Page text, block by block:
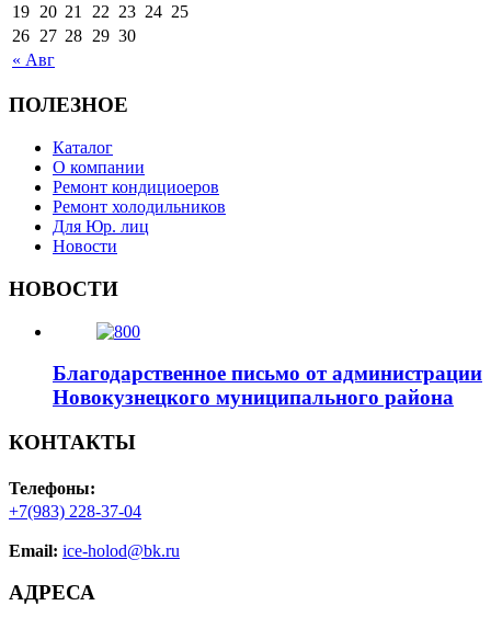
« Авг
19 20 21 22 23 24 25
26 27 28 29 30
ПОЛЕЗНОЕ
Каталог
О компании
Ремонт кондициоеров
Ремонт холодильников
Для Юр. лиц
Новости
НОВОСТИ
Благодарственное письмо от администрации
Новокузнецкого муниципального района
КОНТАКТЫ
Телефоны:
+7(983) 228-37-04
Email: ice-holod@bk.ru
АДРЕСА